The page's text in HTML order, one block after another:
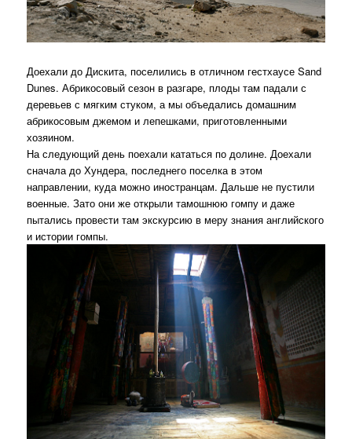
Доехали до Дискита, поселились в отличном гестхаусе Sand
Dunes. Абрикосовый сезон в разгаре, плоды там падали с
деревьев с мягким стуком, а мы объедались домашним
абрикосовым джемом и лепешками, приготовленными
хозяином.
На следующий день поехали кататься по долине. Доехали
сначала до Хундера, последнего поселка в этом
направлении, куда можно иностранцам. Дальше не пустили
военные. Зато они же открыли тамошнюю гомпу и даже
пытались провести там экскурсию в меру знания английского
и истории гомпы.